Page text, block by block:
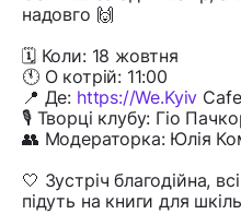
надовго 🙌
🗓 Коли: 18 жовтня
🕚 О котрій: 11:00
📍 Де: https://We.Kyiv
🎙 Творці клубу: Гіо
👥 Модераторка: Юлія
🤍 Зустріч благодійна,
підуть на книги для